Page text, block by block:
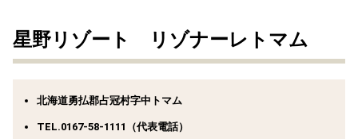
星野リゾート リゾナーレトマム
北海道勇払郡占冠村字中トマム
TEL.0167-58-1111（代表電話）